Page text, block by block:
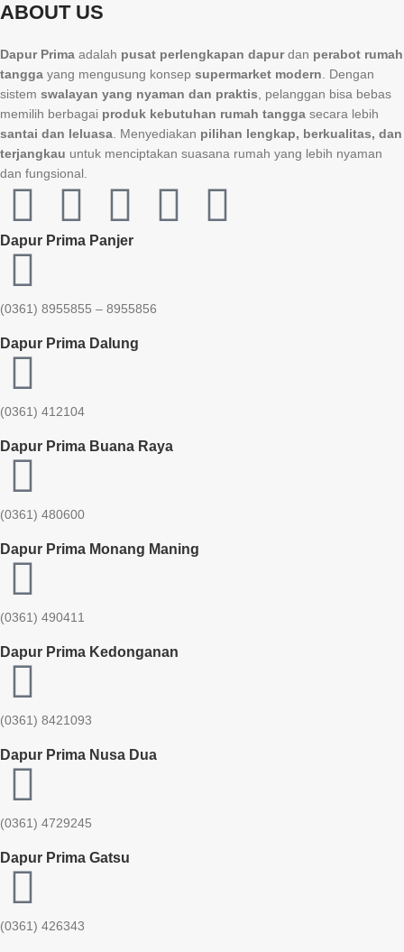
ABOUT US
Dapur Prima adalah pusat perlengkapan dapurdan perabot rumah
tangga yang mengusung konsep supermarket modern. Dengan
sistem swalayan yang nyaman dan praktis, pelanggan bisa bebas
memilih berbagai produk kebutuhan rumah tangga secara lebih
santai dan leluasa. Menyediakan pilihan lengkap, berkualitas, dan
terjangkau untuk menciptakan suasana rumah yang lebih nyaman
dan fungsional.
Dapur Prima Panjer
(0361) 8955855 – 8955856​
Dapur Prima Dalung
(0361) 412104
Dapur Prima Buana Raya
(0361) 480600
Dapur Prima Monang Maning
(0361) 490411​
Dapur Prima Kedonganan
(0361) 8421093
Dapur Prima Nusa Dua
(0361) 4729245
Dapur Prima Gatsu
(0361) 426343